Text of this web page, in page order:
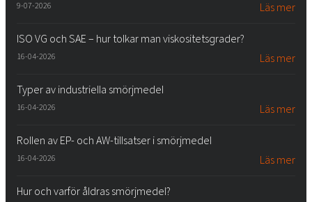
9-07-2026 Läs mer
ISO VG och SAE – hur tolkar man viskositetsgrader?
16-04-2026 Läs mer
Typer av industriella smörjmedel
16-04-2026 Läs mer
Rollen av EP- och AW-tillsatser i smörjmedel
16-04-2026 Läs mer
Hur och varför åldras smörjmedel?